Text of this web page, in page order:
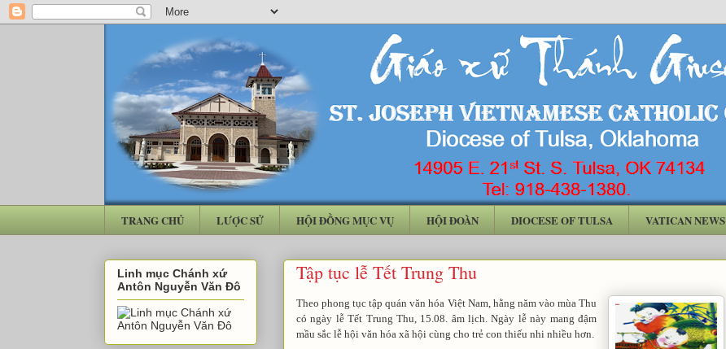
TRANG CHỦ LƯỢC SỬ HỘI ĐỒNG MỤC VỤ HỘI ĐOÀN DIOCESE OF TULSA VATICAN NEWS
Tập tục lễ Tết Trung Thu
Theo phong tục tập quán văn hóa Việt Nam, hằng năm vào mùa Thu
có ngày lễ Tết Trung Thu, 15.08. âm lịch. Ngày lễ này mang đậm
mầu sắc lễ hội văn hóa xã hội cùng cho trẻ con thiếu nhi nhiều hơn.
Linh mục Chánh xứ
Antôn Nguyễn Văn Đô